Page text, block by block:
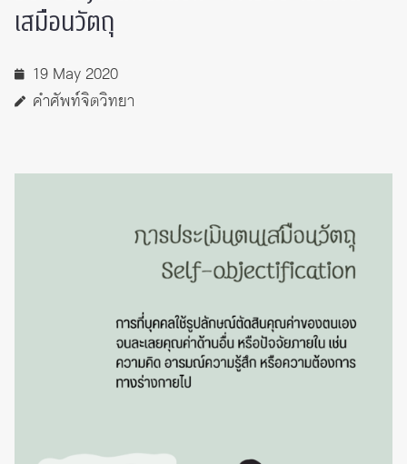
เสมือนวัตถุ
19 May 2020
คำศัพท์จิตวิทยา